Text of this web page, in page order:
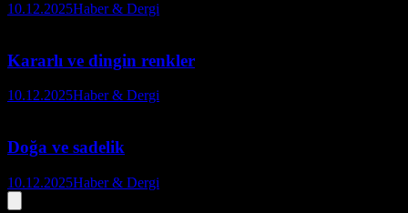
10.12.2025Haber & Dergi
Kararlı ve dingin renkler
10.12.2025Haber & Dergi
Doğa ve sadelik
10.12.2025Haber & Dergi